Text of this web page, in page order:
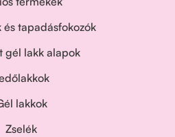
és tapadásfokozók
gél lakk alapok
lakkok
Zselék